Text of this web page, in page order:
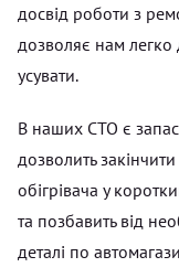
досвід роботи з
дозволяє нам легко
усувати.
В наших СТО є
дозволить
обігрівача у
та позбавить від
деталі по